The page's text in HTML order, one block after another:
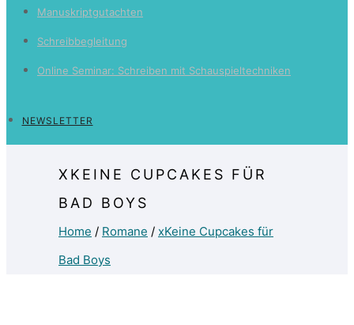
Manuskriptgutachten
Schreibbegleitung
Online Seminar: Schreiben mit Schauspieltechniken
NEWSLETTER
XKEINE CUPCAKES FÜR
BAD BOYS
Home / Romane / xKeine Cupcakes für
Bad Boys